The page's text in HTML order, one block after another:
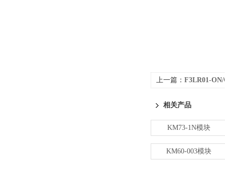
上一篇： F3LR01-
相关产品
KM73-1N模块
KM60-003模块